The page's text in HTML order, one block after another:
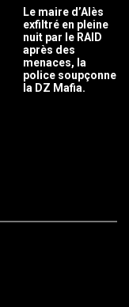
Le maire d’Alès
exfiltré en pleine
nuit par le RAID
après des
menaces, la
police soupçonne
la DZ Mafia.